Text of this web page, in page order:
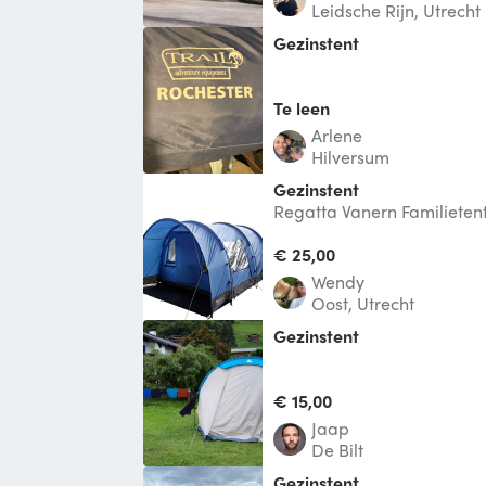
Leidsche Rijn, Utrecht
gezinstent
Te leen
Arlene
Hilversum
Gezinstent
Regatta Vanern
€ 25,00
Wendy
Oost, Utrecht
gezinstent
€ 15,00
Jaap
De Bilt